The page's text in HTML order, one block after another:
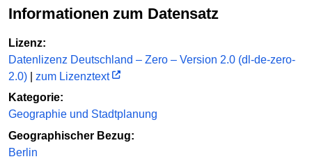
Informationen zum Datensatz
Lizenz:
Datenlizenz Deutschland – Zero – Version 2.0 (dl-de-zero-
2.0)
zum Lizenztext
Kategorie:
Geographie und Stadtplanung
Geographischer Bezug:
Berlin